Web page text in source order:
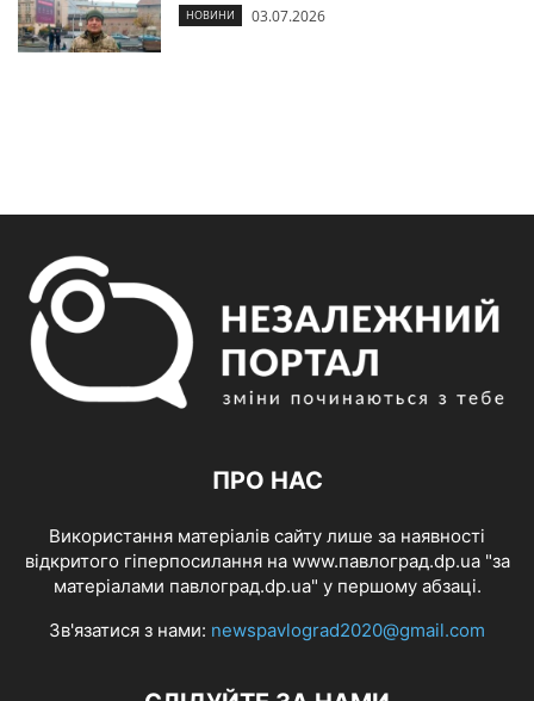
НОВИНИ 03.07.2026
ПРО НАС
Використання матеріалів сайту лише за наявності
відкритого гіперпосилання на www.павлоград.dp.ua "за
матеріалами павлоград.dp.ua" у першому абзаці.
Зв'язатися з нами: newspavlograd2020@gmail.com